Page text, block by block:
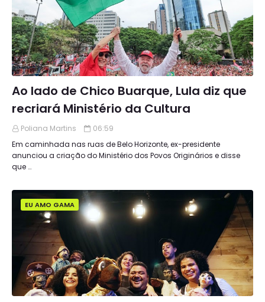
Ao lado de Chico Buarque, Lula diz que
recriará Ministério da Cultura
Poliana Martins
06:59
Em caminhada nas ruas de Belo Horizonte, ex-presidente
anunciou a criação do Ministério dos Povos Originários e disse
que …
EU AMO GAMA